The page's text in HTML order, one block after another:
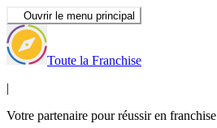
Ouvrir le menu principal
Toute la Franchise
|
Votre partenaire pour réussir en franchise